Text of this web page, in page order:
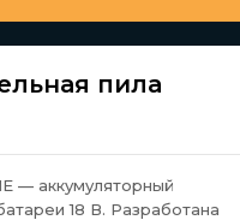
пила
— аккумуляторный
18 В. Разработана